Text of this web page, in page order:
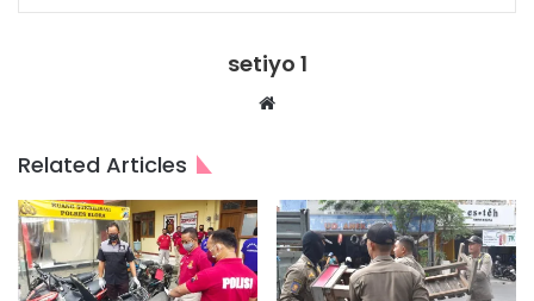
setiyo 1
Website
Related Articles